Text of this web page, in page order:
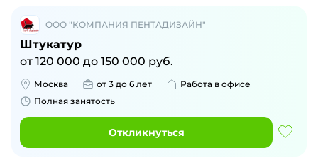
ООО "КОМПАНИЯ ПЕНТАДИЗАЙН"
Штукатур
от 120 000 до 150 000 руб.
Москва от 3 до 6 лет
Работа в офисе
Полная занятость
Откликнуться